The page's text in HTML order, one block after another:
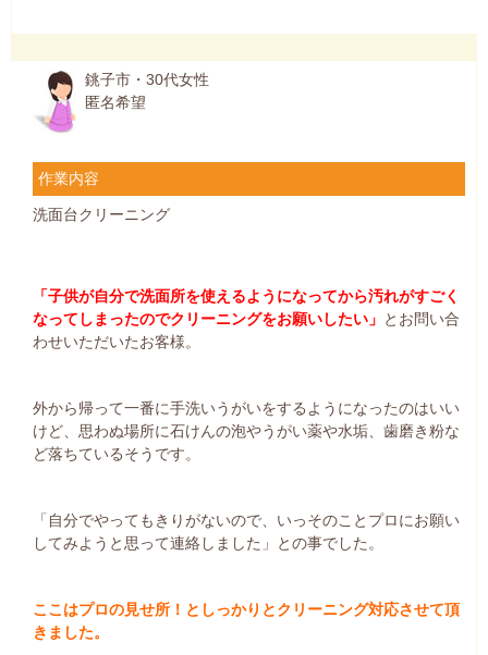
銚子市・30代女性
匿名希望
作業内容
洗面台クリーニング
「子供が自分で洗面所を使えるようになってから汚れがすごく
なってしまったのでクリーニングをお願いしたい」 とお問い合
わせいただいたお客様。
外から帰って一番に手洗いうがいをするようになったのはいい
けど、思わぬ場所に石けんの泡やうがい薬や水垢、歯磨き粉な
ど落ちているそうです。
「自分でやってもきりがないので、いっそのことプロにお願い
してみようと思って連絡しました」との事でした。
ここはプロの見せ所！としっかりとクリーニング対応させて頂
きました。